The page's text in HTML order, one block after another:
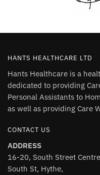
HANTS HEALTHCARE LTD
Hants Healthcare is a
dedicated to providing
Personal Assistants to
as well as providing Care
CONTACT US
ADDRESS
16-20, South Street
South St, Hythe,